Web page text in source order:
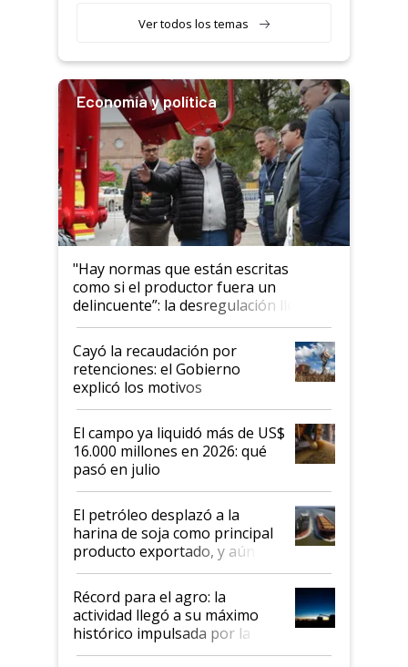
Ver todos los temas
Economía y política
"Hay normas que están escritas
como si el productor fuera un
delincuente”: la desregulación llegó
al Congreso Aapresid y hasta se
habló del financiamiento al IPCVA
Cayó la recaudación por
retenciones: el Gobierno
explicó los motivos
El campo ya liquidó más de US$
16.000 millones en 2026: qué
pasó en julio
El petróleo desplazó a la
harina de soja como principal
producto exportado, y aún así
el agro aportó casi seis de cada
diez dólares y sostuvo el
liderazgo en un semestre
récord
Récord para el agro: la
actividad llegó a su máximo
histórico impulsada por la
cosecha y las exportaciones